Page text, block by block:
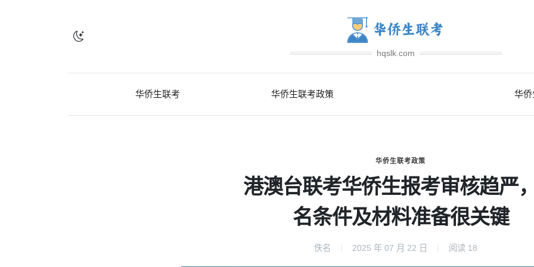
hqslk.com
华侨生联考 华侨生联考政策 华侨
华侨生联考政策
港澳台联考华侨生报考审核趋严
名条件及材料准备很关键
佚名 2025 年 07 月 22 日 阅读 18